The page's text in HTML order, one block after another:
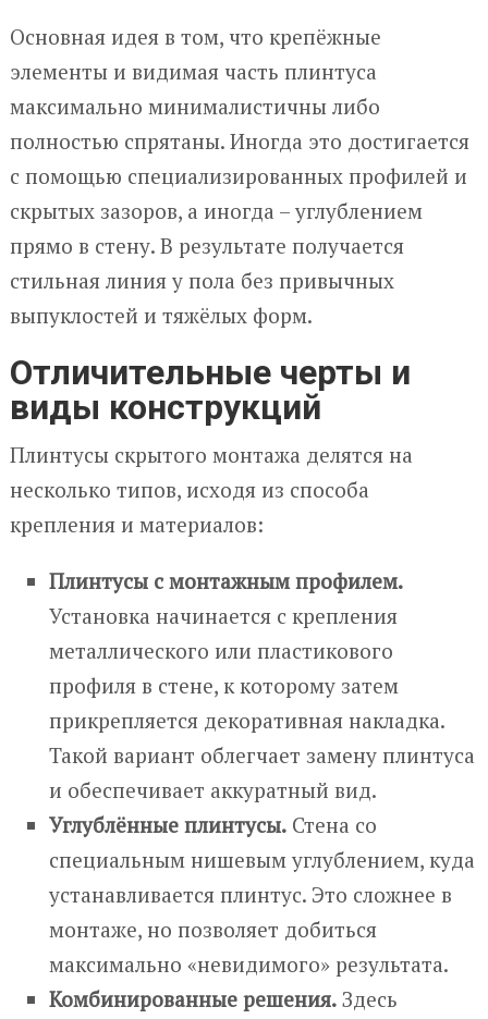
Основная идея в том, что крепёжные
элементы и видимая часть плинтуса
максимально минималистичны либо
полностью спрятаны. Иногда это достигается
с помощью специализированных профилей и
скрытых зазоров, а иногда – углублением
прямо в стену. В результате получается
стильная линия у пола без привычных
выпуклостей и тяжёлых форм.
Отличительные черты и
виды конструкций
Плинтусы скрытого монтажа делятся на
несколько типов, исходя из способа
крепления и материалов:
Плинтусы с монтажным профилем.
Установка начинается с крепления
металлического или пластикового
профиля в стене, к которому затем
прикрепляется декоративная накладка.
Такой вариант облегчает замену плинтуса
и обеспечивает аккуратный вид.
Углублённые плинтусы. Стена со
специальным нишевым углублением, куда
устанавливается плинтус. Это сложнее в
монтаже, но позволяет добиться
максимально «невидимого» результата.
Комбинированные решения. Здесь